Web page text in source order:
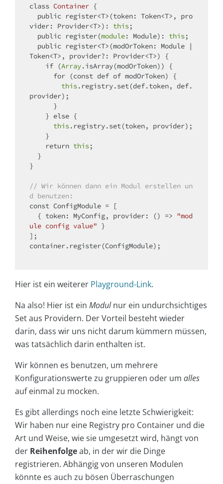
class Container {
vider: Provider<T>): this;
  public register(
module: Module): this;
Token<T>, provider?: Provider<T>) {
if (Array.isArray(modOrToken)) {
for (const def of modOrToken) {
this.registry.set(def.token, def.
provider);
    }
else {
this.registry.set(token, provider);
return this;
}
// Wir können dann ein Modul erstellen un
d benutzen:
const ConfigModule = [
  {
token: MyConfig, provider: () => "mod
ule config value" }
];
container.register(ConfigModule);
Hier ist ein weiterer Playground-Link.
Na also! Hier ist ein Modulnur ein undurchsichtiges
Set aus Providern. Der Vorteil besteht wieder
darin, dass wir uns nicht darum kümmern müssen,
was tatsächlich darin enthalten ist.
Wir können es benutzen, um mehrere
Konfigurationswerte zu gruppieren oder um alles
auf einmal zu mocken.
Es gibt allerdings noch eine letzte Schwierigkeit:
Wir haben nur eine Registry pro Container und die
Art und Weise, wie sie umgesetzt wird, hängt von
der Reihenfolgeab, in der wir die Dinge
registrieren. Abhängig von unseren Modulen
könnte es auch zu bösen Überraschungen